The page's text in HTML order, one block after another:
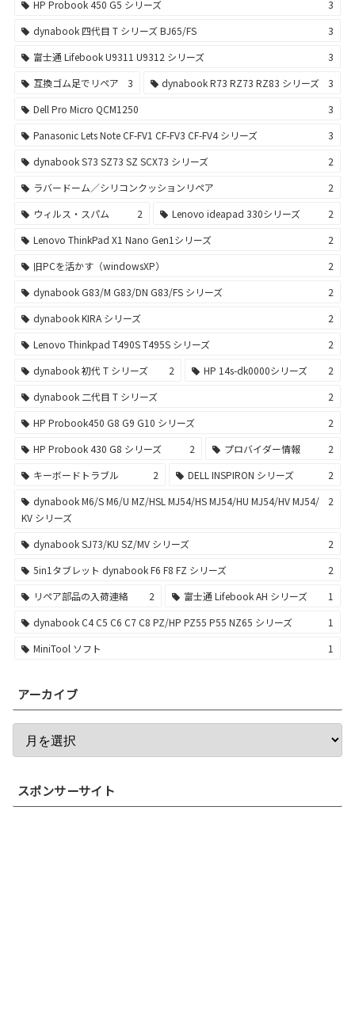
HP Probook 450 G5 シリーズ
3
dynabook 四代目 T シリーズ BJ65/FS
3
富士通 Lifebook U9311 U9312 シリーズ
3
互換ゴム足でリペア
3 dynabook R73 RZ73 RZ83 シリーズ
3
Dell Pro Micro QCM1250
3
Panasonic Lets Note CF-FV1 CF-FV3 CF-FV4 シリーズ
3
dynabook S73 SZ73 SZ SCX73 シリーズ
2
ラバードーム／シリコンクッションリペア
2
ウィルス・スパム
2 Lenovo ideapad 330シリーズ
2
Lenovo ThinkPad X1 Nano Gen1シリーズ
2
旧PCを活かす（windowsXP）
2
dynabook G83/M G83/DN G83/FS シリーズ
2
dynabook KIRA シリーズ
2
Lenovo Thinkpad T490S T495S シリーズ
2
dynabook 初代 T シリーズ
2 HP 14s-dk0000シリーズ
2
dynabook 二代目 T シリーズ
2
HP Probook450 G8 G9 G10 シリーズ
2
HP Probook 430 G8 シリーズ
2 プロバイダー情報
2
キーボードトラブル
2 DELL INSPIRON シリーズ
2
dynabook M6/S M6/U MZ/HSL MJ54/HS MJ54/HU MJ54/HV MJ54/
KV シリーズ
2
dynabook SJ73/KU SZ/MV シリーズ
2
5in1タブレット dynabook F6 F8 FZ シリーズ
2
リペア部品の入荷連絡
2 富士通 Lifebook AH シリーズ
1
dynabook C4 C5 C6 C7 C8 PZ/HP PZ55 P55 NZ65 シリーズ
1
MiniTool ソフト
1
アーカイブ
スポンサーサイト